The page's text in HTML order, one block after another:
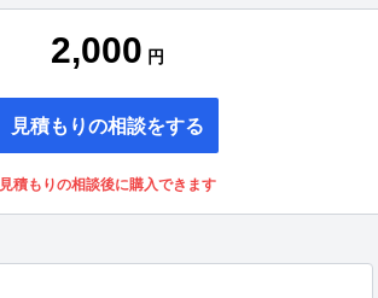
2,000 円
見積もりの相談をする
見積もりの相談後に購入できます